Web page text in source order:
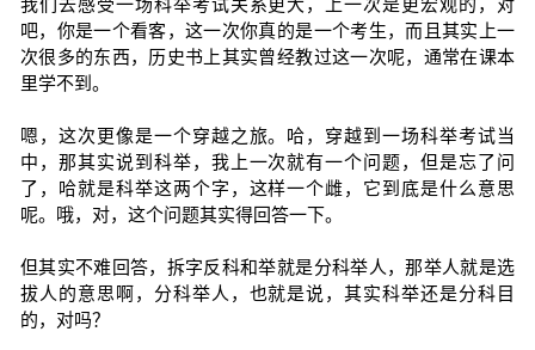
我们去感受一场科举考试关系更大，上一次是更宏观的，对
吧，你是一个看客，这一次你真的是一个考生，而且其实上一
次很多的东西，历史书上其实曾经教过这一次呢，通常在课本
里学不到。
嗯，这次更像是一个穿越之旅。哈，穿越到一场科举考试当
中，那其实说到科举，我上一次就有一个问题，但是忘了问
了，哈就是科举这两个字，这样一个雌，它到底是什么意思
呢。哦，对，这个问题其实得回答一下。
但其实不难回答，拆字反科和举就是分科举人，那举人就是选
拔人的意思啊，分科举人，也就是说，其实科举还是分科目
的，对吗？